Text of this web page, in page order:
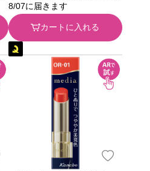
8/07に届きます
カートに入れる